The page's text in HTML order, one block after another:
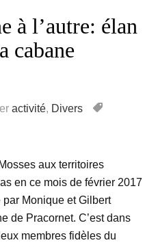
à l’autre: élan
cabane
activité, Divers
aux territoires
en ce mois de février 2017
Monique et Gilbert
de Pracornet. C’est dans
membres fidèles du